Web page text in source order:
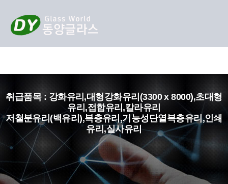
취급품목 : 강화유리,대형강화유리(3300 x 8000),초대형
유리,접합유리,칼라유리
저철분유리(백유리),복층유리,기능성단열복층유리,인쇄
유리,실사유리